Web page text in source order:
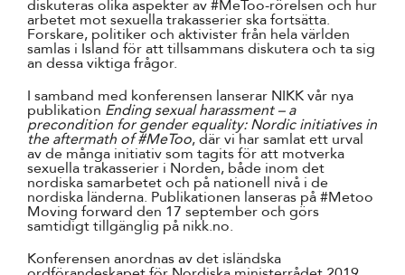
diskuteras olika aspekter av #MeToo-rörelsen och hur
arbetet mot sexuella trakasserier ska fortsätta.
Forskare, politiker och aktivister från hela världen
samlas i Island för att tillsammans diskutera och ta sig
an dessa viktiga frågor.
I samband med konferensen lanserar NIKK vår nya
publikation Ending sexual harassment – a
precondition for gender equality: Nordic initiatives in
the aftermath of #MeToo, där vi har samlat ett urval
av de många initiativ som tagits för att motverka
sexuella trakasserier i Norden, både inom det
nordiska samarbetet och på nationell nivå i de
nordiska länderna. Publikationen lanseras på #Metoo
Moving forward den 17 september och görs
samtidigt tillgänglig på nikk.no.
Konferensen anordnas av det isländska